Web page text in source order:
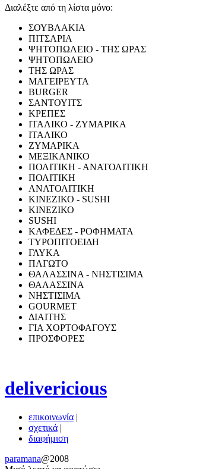
Διαλέξτε από τη λίστα μόνο:
ΣΟΥΒΛΑΚΙΑ
ΠΙΤΣΑΡΙΑ
ΨΗΤΟΠΩΛΕΙΟ - ΤΗΣ ΩΡΑΣ
ΨΗΤΟΠΩΛΕΙΟ
ΤΗΣ ΩΡΑΣ
ΜΑΓΕΙΡΕΥΤΑ
BURGER
ΣΑΝΤΟΥΙΤΣ
ΚΡΕΠΕΣ
ΙΤΑΛΙΚΟ - ΖΥΜΑΡΙΚΑ
ΙΤΑΛΙΚΟ
ΖΥΜΑΡΙΚΑ
ΜΕΞΙΚΑΝΙΚΟ
ΠΟΛΙΤΙΚΗ - ΑΝΑΤΟΛΙΤΙΚΗ
ΠΟΛΙΤΙΚΗ
ΑΝΑΤΟΛΙΤΙΚΗ
ΚΙΝΕΖΙΚΟ - SUSHI
ΚΙΝΕΖΙΚΟ
SUSHI
ΚΑΦΕΔΕΣ - ΡΟΦΗΜΑΤΑ
ΤΥΡΟΠΙΤΟΕΙΔΗ
ΓΛΥΚΑ
ΠΑΓΩΤΟ
ΘΑΛΑΣΣΙΝΑ - ΝΗΣΤΙΣΙΜΑ
ΘΑΛΑΣΣΙΝΑ
ΝΗΣΤΙΣΙΜΑ
GOURMET
ΔΙΑΙΤΗΣ
ΓΙΑ ΧΟΡΤΟΦΑΓΟΥΣ
ΠΡΟΣΦΟΡΕΣ
delivericious
επικοινωνία |
σχετικά |
διαφήμιση
paramana@2008